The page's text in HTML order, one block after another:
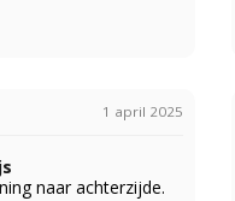
1 april 2025
naar achterzijde.